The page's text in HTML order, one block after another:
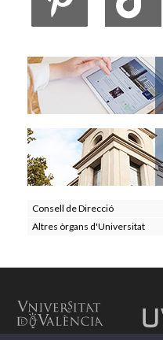
Consell de Direcció
Altres òrgans d'Universitat